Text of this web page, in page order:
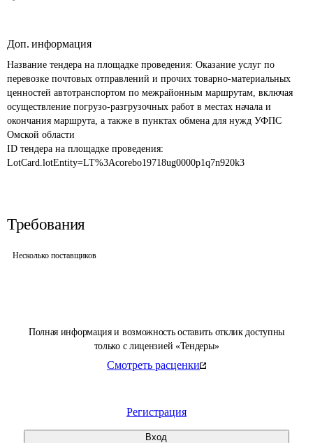
Полная информация и возможность оставить отклик доступны
только с лицензией «Тендеры»
Смотреть расценки
Регистрация
Вход
Доп. информация
Название тендера на площадке проведения: Оказание услуг по
перевозке почтовых отправлений и прочих товарно-материальных
ценностей автотранспортом по межрайонным маршрутам, включая
осуществление погрузо-разгрузочных работ в местах начала и
окончания маршрута, а также в пунктах обмена для нужд УФПС
Омской области
ID тендера на площадке проведения:
LotCard.lotEntity=LT%3Acorebo19718ug0000p1q7n920k3
Требования
Несколько поставщиков